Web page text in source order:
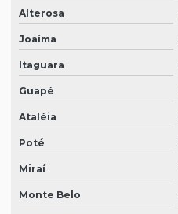
Alterosa
Joaíma
Itaguara
Guapé
Ataléia
Poté
Miraí
Monte Belo